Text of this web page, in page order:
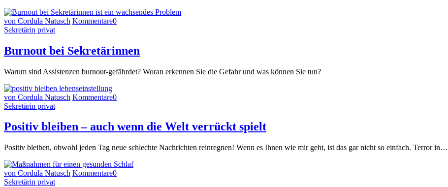
von Cordula Natusch Kommentare0
Sekretärin privat
Burnout bei Sekretärinnen
Warum sind Assistenzen burnout-gefährdet? Woran erkennen Sie die Gefahr und was können Sie tun?
von Cordula Natusch Kommentare0
Sekretärin privat
Positiv bleiben – auch wenn die Welt verrückt spielt
Positiv bleiben, obwohl jeden Tag neue schlechte Nachrichten reinregnen! Wenn es Ihnen wie mir geht, ist das gar nicht so einfach. Terror in…
von Cordula Natusch Kommentare0
Sekretärin privat